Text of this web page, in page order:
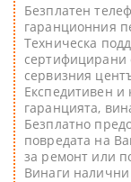
Безплатен
гаранционния
Техническа
сертифицирани
сервизния
Експедитивен и
гаранцията,
Безплатно
повредата на
за ремонт или
Винаги